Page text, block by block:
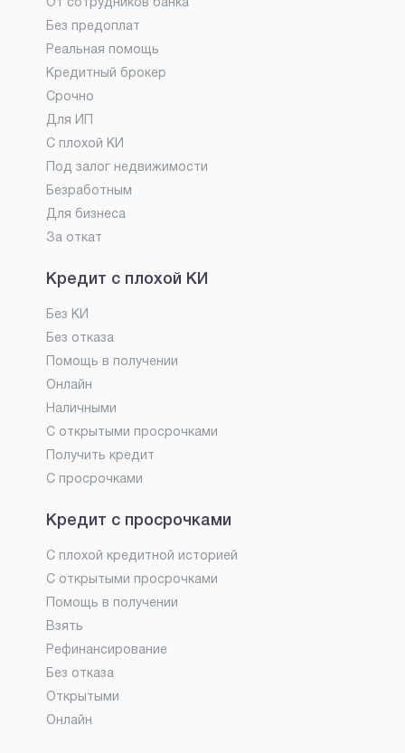
От сотрудников банка
Без предоплат
Реальная помощь
Кредитный брокер
Срочно
Для ИП
С плохой КИ
Под залог недвижимости
Безработным
Для бизнеса
За откат
Кредит с плохой КИ
Без КИ
Без отказа
Помощь в получении
Онлайн
Наличными
С открытыми просрочками
Получить кредит
С просрочками
Кредит с просрочками
С плохой кредитной историей
С открытыми просрочками
Помощь в получении
Взять
Рефинансирование
Без отказа
Открытыми
Онлайн